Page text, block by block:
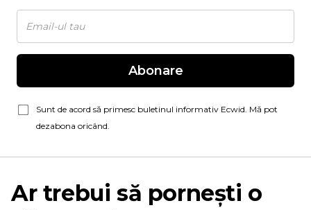
Abonare
Sunt de acord să primesc buletinul informativ Ecwid. Mă pot
dezabona oricând.
Ar trebui să pornești o